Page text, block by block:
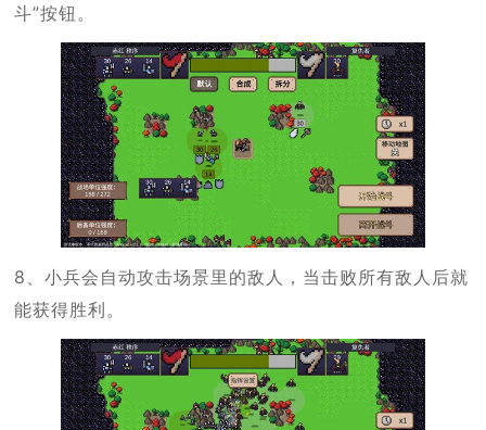
斗”按钮。
8、小兵会自动攻击场景里的敌人，当击败所有敌人后就
能获得胜利。